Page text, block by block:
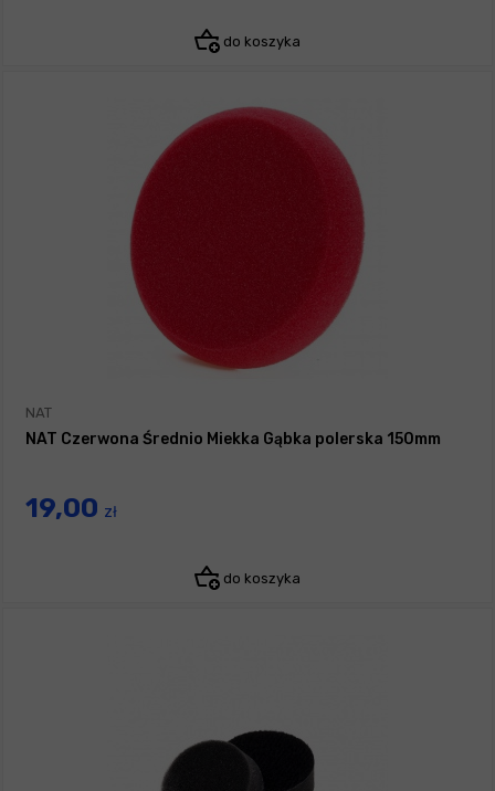
do koszyka
NAT
NAT Czerwona Średnio Miekka Gąbka polerska 150mm
19,00 zł
do koszyka